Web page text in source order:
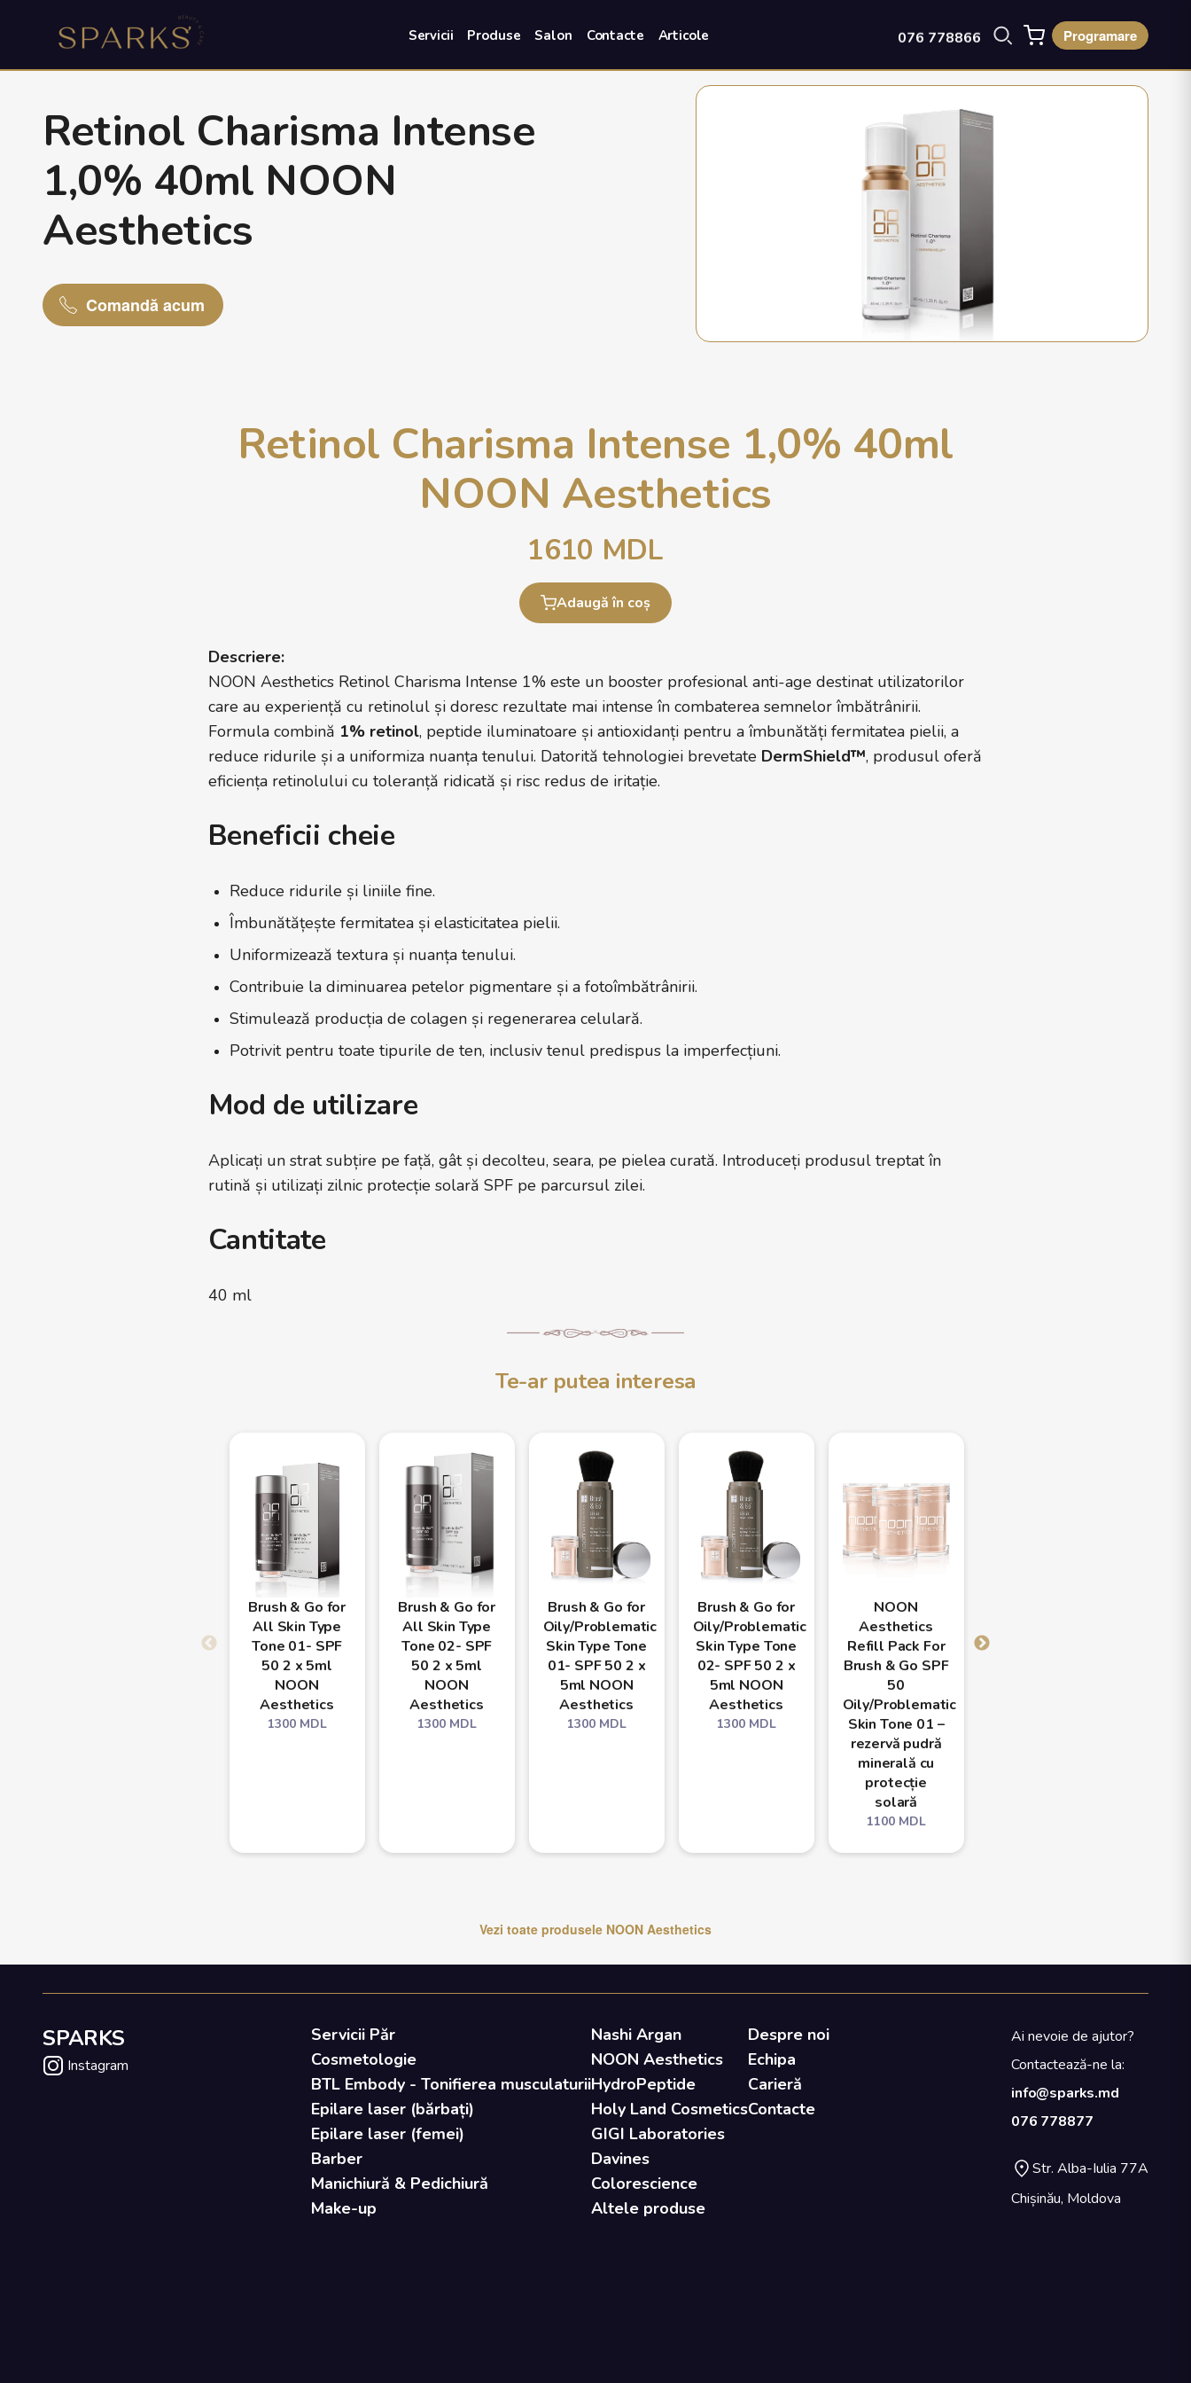
Servicii Produse Salon Contacte Articole 076 778866 Programare
Retinol Charisma Intense
1,0% 40ml NOON
Aesthetics
Comandă acum
Retinol Charisma Intense 1,0% 40ml
NOON Aesthetics
1610 MDL
Adaugă în coș
Descriere:
NOON Aesthetics Retinol Charisma Intense 1% este un booster profesional anti-age destinat utilizatorilor
care au experiență cu retinolul și doresc rezultate mai intense în combaterea semnelor îmbătrânirii.
Formula combină 1% retinol, peptide iluminatoare și antioxidanți pentru a îmbunătăți fermitatea pielii, a
reduce ridurile și a uniformiza nuanța tenului. Datorită tehnologiei brevetate DermShield™, produsul oferă
eficiența retinolului cu toleranță ridicată și risc redus de iritație.
Beneficii cheie
Reduce ridurile și liniile fine.
Îmbunătățește fermitatea și elasticitatea pielii.
Uniformizează textura și nuanța tenului.
Contribuie la diminuarea petelor pigmentare și a fotoîmbătrânirii.
Stimulează producția de colagen și regenerarea celulară.
Potrivit pentru toate tipurile de ten, inclusiv tenul predispus la imperfecțiuni.
Mod de utilizare
Aplicați un strat subțire pe față, gât și decolteu, seara, pe pielea curată. Introduceți produsul treptat în
rutină și utilizați zilnic protecție solară SPF pe parcursul zilei.
Cantitate
40 ml
Te-ar putea interesa
Brush & Go for
All Skin Type
Tone 01- SPF
50 2 x 5ml
NOON
Aesthetics
1300MDL
Brush & Go for
All Skin Type
Tone 02- SPF
50 2 x 5ml
NOON
Aesthetics
1300MDL
Brush & Go for
Oily/Problematic
Skin Type Tone
01- SPF 50 2 x
5ml NOON
Aesthetics
1300MDL
Brush & Go for
Oily/Problematic
Skin Type Tone
02- SPF 50 2 x
5ml NOON
Aesthetics
1300MDL
NOON
Aesthetics
Refill Pack For
Brush & Go SPF
50
Oily/Problematic
Skin Tone 01 –
rezervă pudră
minerală cu
protecție
solară
1100MDL
Vezi toate produsele NOON Aesthetics
SPARKS
Instagram
Servicii Păr
Cosmetologie
BTL Embody - Tonifierea musculaturii
Epilare laser (bărbați)
Epilare laser (femei)
Barber
Manichiură & Pedichiură
Make-up
Nashi Argan
NOON Aesthetics
HydroPeptide
Holy Land Cosmetics
GIGI Laboratories
Davines
Colorescience
Altele produse
Despre noi
Echipa
Carieră
Contacte
Ai nevoie de ajutor?
Contactează-ne la:
info@sparks.md
076 778877
Str. Alba-Iulia 77A
Chișinău, Moldova